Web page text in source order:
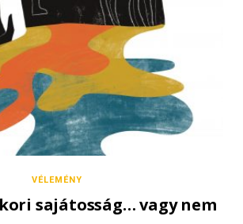
VÉLEMÉNY
sajátosság… vagy nem